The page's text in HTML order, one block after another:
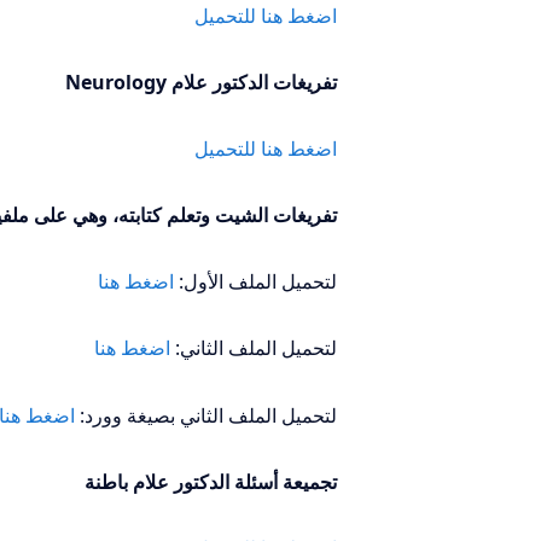
اضغط هنا للتحميل
تفريغات الدكتور علام Neurology
اضغط هنا للتحميل
تفريغات الشيت وتعلم كتابته، وهي على
لتحميل الملف الأول: اضغط هنا
لتحميل الملف الثاني: اضغط هنا
لتحميل الملف الثاني بصيغة وورد: اضغط
تجميعة أسئلة الدكتور علام باطنة